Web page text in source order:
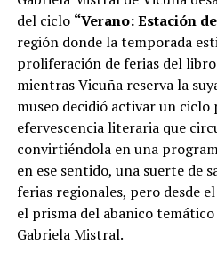
del ciclo “Verano: Estación
región donde la temporada
proliferación de ferias del
mientras Vicuña reserva la
museo decidió activar un ciclo
efervescencia literaria que
convirtiéndola en una
en ese sentido, una suerte de
ferias regionales, pero desde
el prisma del abanico
Gabriela Mistral.